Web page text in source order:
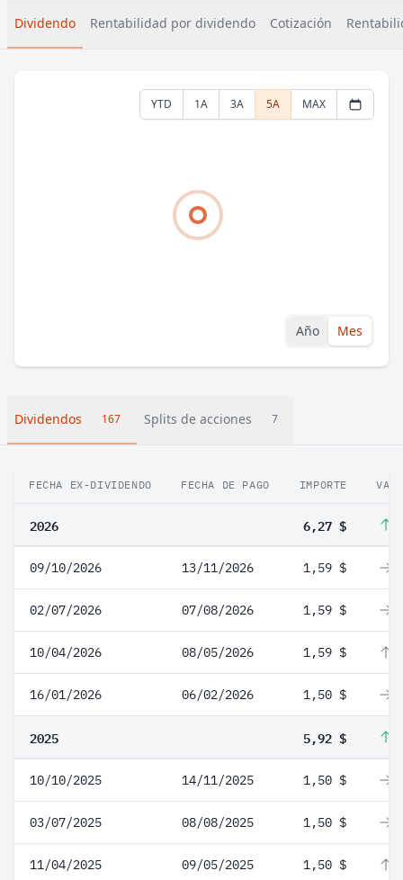
Dividendo Rentabilidad por dividendo Cotización
YTD 1A 3A 5A MAX
Año Mes
Dividendos 167 Splits de acciones 7
FECHA EX-DIVIDENDO FECHA DE PAGO IMPORTE
2026 6,27 $
09/10/2026 13/11/2026 1,59 $
02/07/2026 07/08/2026 1,59 $
10/04/2026 08/05/2026 1,59 $
16/01/2026 06/02/2026 1,50 $
2025 5,92 $
10/10/2025 14/11/2025 1,50 $
03/07/2025 08/08/2025 1,50 $
11/04/2025 09/05/2025 1,50 $